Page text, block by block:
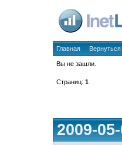
Главная
Вы не зашли.
Страниц: 1
2009-